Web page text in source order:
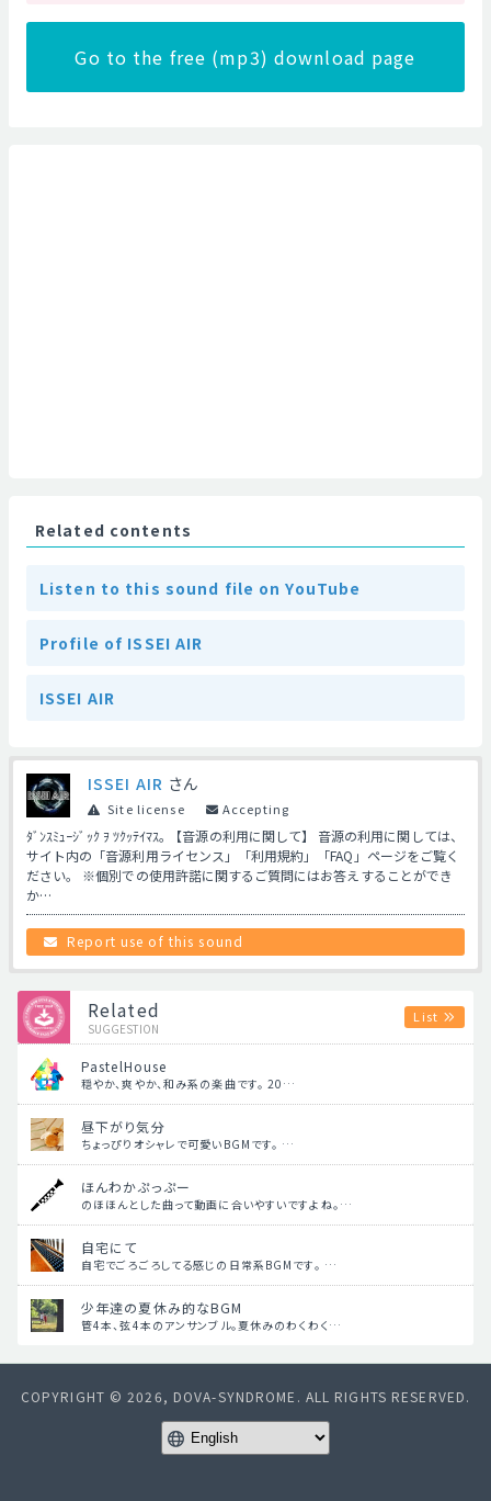
Go to the free (mp3) download page
Related contents
Listen to this sound file on YouTube
Profile of ISSEI AIR
ISSEI AIR
ISSEI AIR さん
Site license Accepting
ﾀﾞﾝｽﾐｭｰｼﾞｯｸ ｦ ﾂｸｯﾃｲﾏｽ｡ 【音源の利用に関して】 音源の利用に関しては、
サイト内の「音源利用ライセンス」「利用規約」「FAQ」ページをご覧く
ださい。 ※個別での使用許諾に関するご質問にはお答えすることができ
か…
Report use of this sound
Related
SUGGESTION
List
PastelHouse
穏やか、爽やか、和み系の楽曲です。 20…
昼下がり気分
ちょっぴりオシャレで可愛いBGMです。 …
ほんわかぷっぷー
のほほんとした曲って動画に合いやすいですよね。…
自宅にて
自宅でごろごろしてる感じの日常系BGMです。 …
少年達の夏休み的なBGM
管4本、弦4本のアンサンブル。夏休みのわくわく…
COPYRIGHT © 2026, DOVA-SYNDROME. ALL RIGHTS RESERVED.